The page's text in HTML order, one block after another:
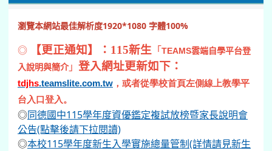
瀏覽本網站最佳解析度1920*1080 字體100%
◎ 【更正通知】：115新生 「 TEAMS雲端自學平台登
入說明與簡介」 登入網址更新如下：
tdjhs.teamslite.com.tw ，或者從學校首頁左側線上教學平
台入口登入。
◎同德國中115學年度資優鑑定複試放榜暨家長說明會
公告(點擊後請下拉閱讀)
◎本校115學年度新生入學實施總量管制(詳情請見新生